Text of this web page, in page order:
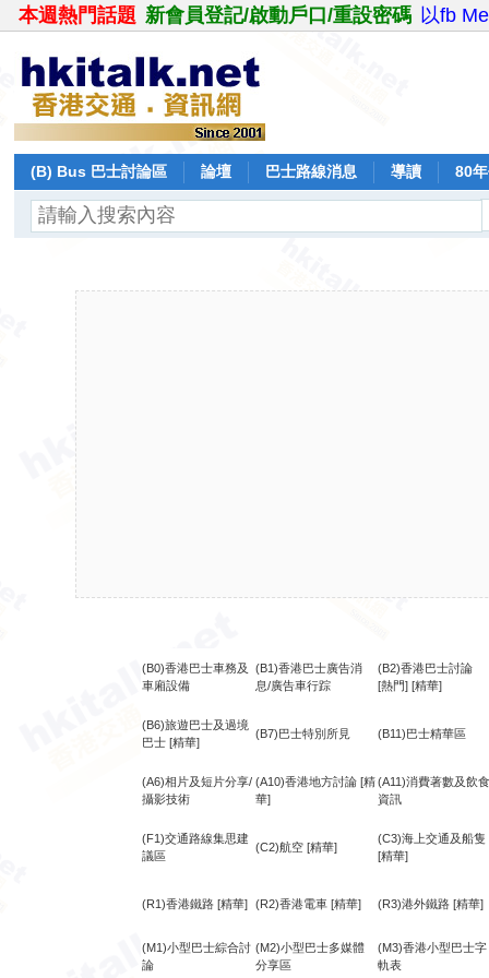
本週熱門話題 新會員登記/啟動戶口/重設密碼 以fb
(B) Bus 巴士討論區 論壇 巴士路線消息 導讀 80
(B0)香港巴士車務及
車廂設備
(B1)香港巴士廣告消
息/廣告車行踪
(B2)香港巴士討論
[熱門] [精華]
(B6)旅遊巴士及過境
巴士 [精華]
(B7)巴士特別所見 (B11)巴士精華區
(A6)相片及短片分享/
攝影技術
(A10)香港地方討論 [精
華]
(A11)消費著數及飲食
資訊
(F1)交通路線集思建
議區
(C2)航空 [精華]
(C3)海上交通及船隻
[精華]
(R1)香港鐵路 [精華] (R2)香港電車 [精華] (R3)港外鐵路 [精華]
(M1)小型巴士綜合討
論
(M2)小型巴士多媒體
分享區
(M3)香港小型巴士字
軌表